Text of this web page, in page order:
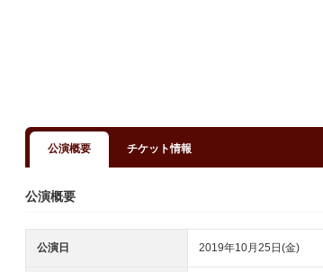
公演概要 チケット情報
公演概要
公演日 2019年10月25日(金)